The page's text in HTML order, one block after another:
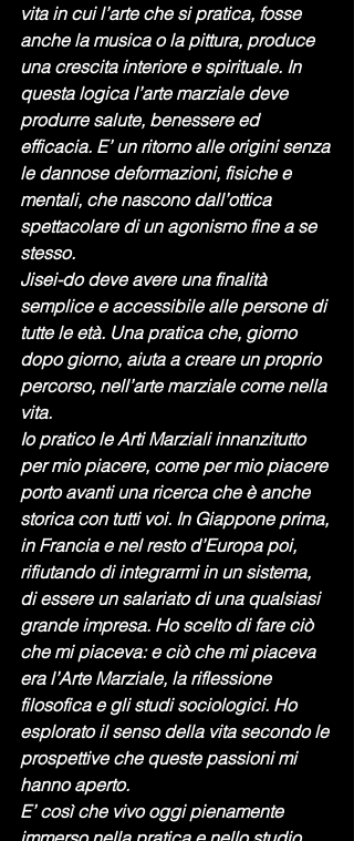
vita in cui l’arte che si pratica, fosse
anche la musica o la pittura, produce
una crescita interiore e spirituale. In
questa logica l’arte marziale deve
produrre salute, benessere ed
efficacia. E’ un ritorno alle origini senza
le dannose deformazioni, fisiche e
mentali, che nascono dall’ottica
spettacolare di un agonismo fine a se
stesso.
Jisei-do deve avere una finalità
semplice e accessibile alle persone di
tutte le età. Una pratica che, giorno
dopo giorno, aiuta a creare un proprio
percorso, nell’arte marziale come nella
vita.
Io pratico le Arti Marziali innanzitutto
per mio piacere, come per mio piacere
porto avanti una ricerca che è anche
storica con tutti voi. In Giappone prima,
in Francia e nel resto d’Europa poi,
rifiutando di integrarmi in un sistema,
di essere un salariato di una qualsiasi
grande impresa. Ho scelto di fare ciò
che mi piaceva: e ciò che mi piaceva
era l’Arte Marziale, la riflessione
filosofica e gli studi sociologici. Ho
esplorato il senso della vita secondo le
prospettive che queste passioni mi
hanno aperto.
E’ così che vivo oggi pienamente